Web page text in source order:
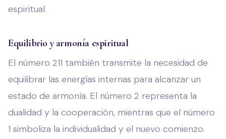
espiritual.
Equilibrio y armonía espiritual
El número 211 también transmite la necesidad de
equilibrar las energías internas para alcanzar un
estado de armonía. El número 2 representa la
dualidad y la cooperación, mientras que el número
1 simboliza la individualidad y el nuevo comienzo.